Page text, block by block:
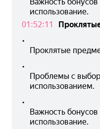
использование.
01:52:11
Проклятые
Проблемы с
использованием.
Важность
использование.